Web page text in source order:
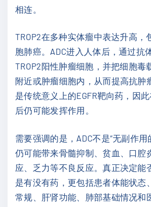
相连。
TROP2在多种实体瘤中表达升高，
胞肺癌。ADC进入人体后，通过抗
TROP2阳性肿瘤细胞，并把细胞毒
附近或肿瘤细胞内，从而提高抗肿
是传统意义上的EGFR靶向药，因此
后仍可能发挥作用。
需要强调的是，ADC不是“无副作用
仍可能带来骨髓抑制、贫血、口腔
应、乏力等不良反应。真正决定能
是有没有药，更包括患者体能状态
常规、肝肾功能、肺部基础情况和